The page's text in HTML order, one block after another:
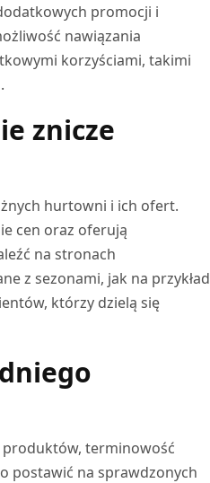
promocji i
nawiązania
korzyściami, takimi
znicze
hurtowni i ich ofert.
cen oraz oferują
na stronach
z sezonami, jak na przykład
którzy dzielą się
produktów, terminowość
postawić na sprawdzonych